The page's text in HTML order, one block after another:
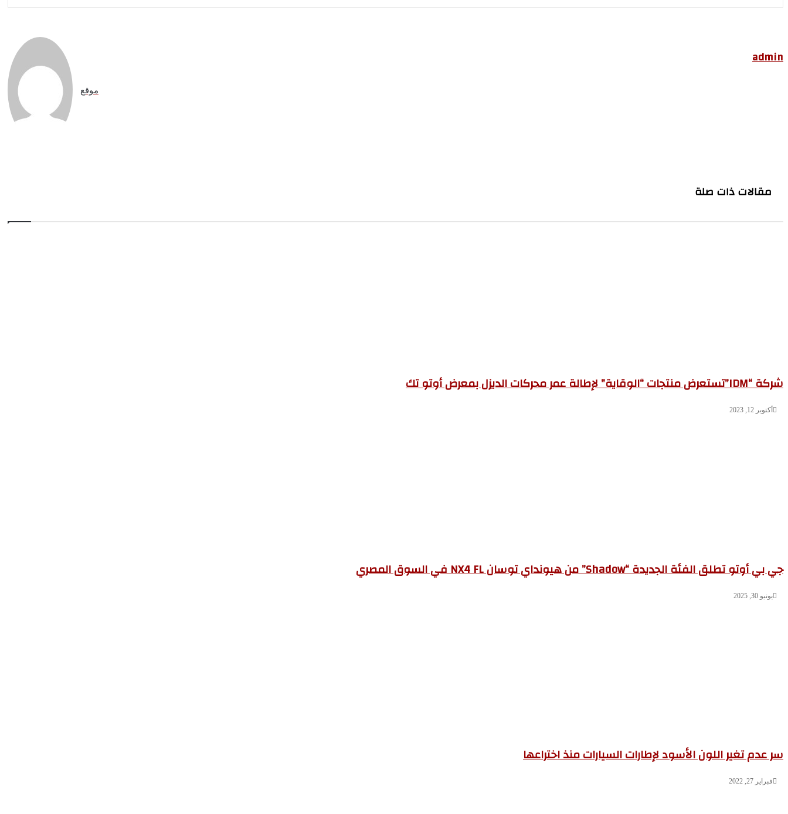
admin
موقع
مقالات ذات صلة
شركة “IDM”تستعرض منتجات “الوقاية” لإطالة عمر محركات الديزل بمعرض أوتو تك
أكتوبر 12, 2023
جي بي أوتو تطلق الفئة الجديدة “Shadow” من هيونداي توسان NX4 FL في السوق المصري
يونيو 30, 2025
سر عدم تغير اللون الأسود لإطارات السيارات منذ اختراعها
فبراير 27, 2022